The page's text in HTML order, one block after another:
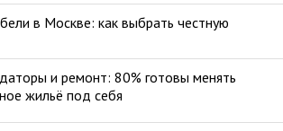
в Москве: как выбрать честную
и ремонт: 80% готовы менять
жильё под себя